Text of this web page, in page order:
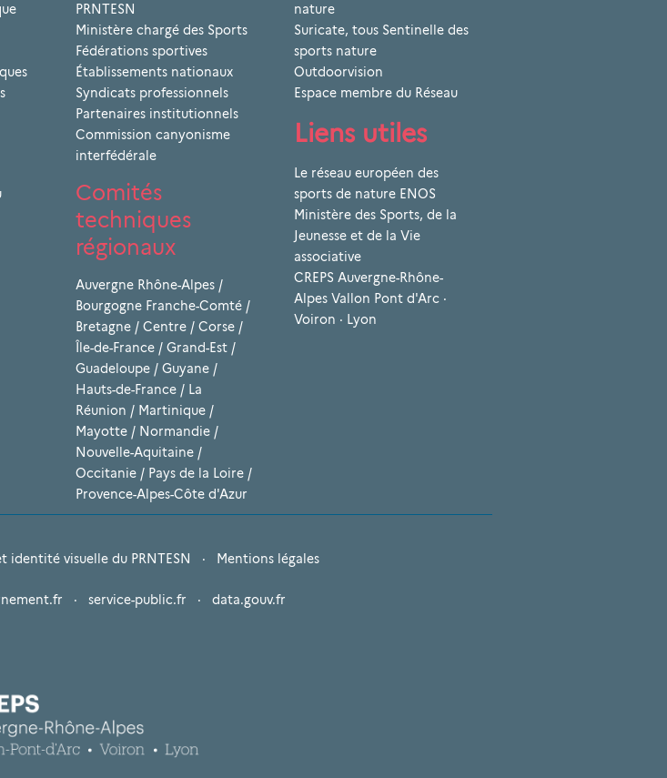
PRNTESN
Ministère chargé des Sports
Fédérations sportives
Établissements nationaux
Syndicats professionnels
Partenaires institutionnels
Commission canyonisme
interfédérale
Comités
techniques
régionaux
Auvergne Rhône-Alpes /
Bourgogne Franche-Comté /
Bretagne / Centre / Corse /
Île-de-France / Grand-Est /
Guadeloupe / Guyane /
Hauts-de-France / La
Réunion / Martinique /
Mayotte / Normandie /
Nouvelle-Aquitaine /
Occitanie / Pays de la Loire /
Provence-Alpes-Côte d'Azur
nature
Suricate, tous Sentinelle des
sports nature
Outdoorvision
Espace membre du Réseau
Liens utiles
Le réseau européen des
sports de nature ENOS
Ministère des Sports, de la
Jeunesse et de la Vie
associative
CREPS Auvergne-Rhône-
Alpes Vallon Pont d'Arc ·
Voiron · Lyon
identité visuelle du PRNTESN · Mentions légales
· service-public.fr · data.gouv.fr